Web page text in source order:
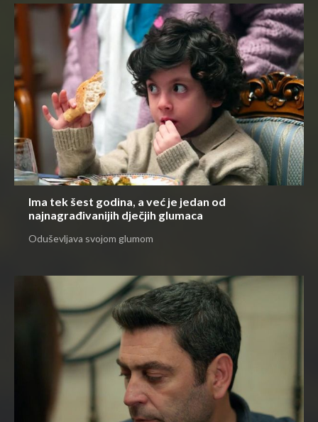
Ima tek šest godina, a već je jedan od
najnagrađivanijih dječjih glumaca
Oduševljava svojom glumom